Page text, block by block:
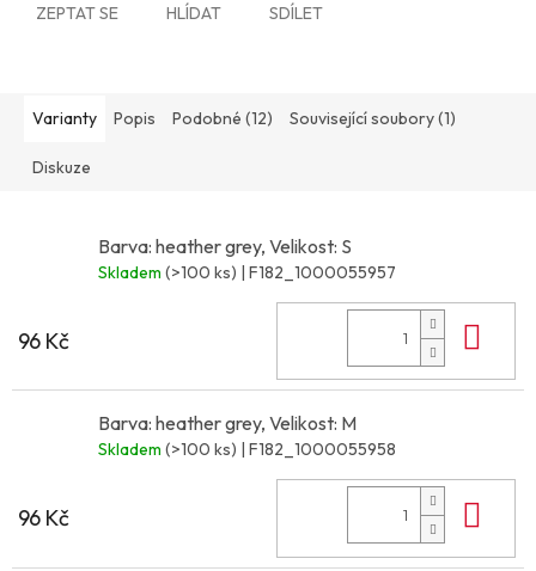
ZEPTAT SE HLÍDAT SDÍLET
Varianty Popis Podobné (12) Související soubory (1)
Diskuze
Barva: heather grey, Velikost: S
Skladem (>100 ks) | F182_1000055957
96 Kč
Barva: heather grey, Velikost: M
Skladem (>100 ks) | F182_1000055958
96 Kč